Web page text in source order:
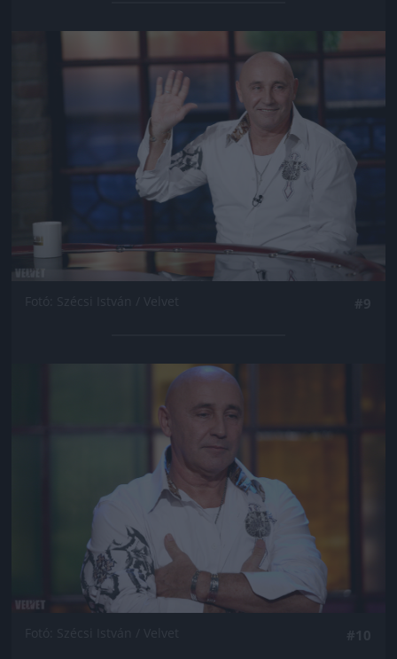
Jön még kép!
Jön még kép!